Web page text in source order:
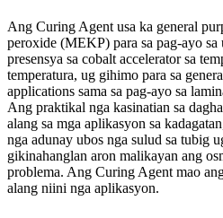
Ang Curing Agent usa ka general
peroxide (MEKP) para sa pag-ayo sa
presensya sa cobalt accelerator sa
temperatura, ug gihimo para sa
applications sama sa pag-ayo sa
Ang praktikal nga kasinatian sa
alang sa mga aplikasyon sa
nga adunay ubos nga sulud sa tubig
gikinahanglan aron malikayan ang
problema. Ang Curing Agent mao
alang niini nga aplikasyon.